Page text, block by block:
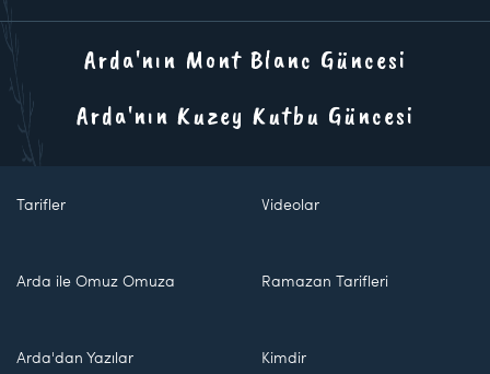
Arda'nın Mont Blanc Güncesi
Arda'nın Kuzey Kutbu Güncesi
Tarifler Videolar
Arda ile Omuz Omuza Ramazan Tarifleri
Arda'dan Yazılar Kimdir